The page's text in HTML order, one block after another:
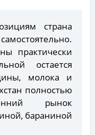
страна
практически
остается
молока и
полностью
рынок
бараниной